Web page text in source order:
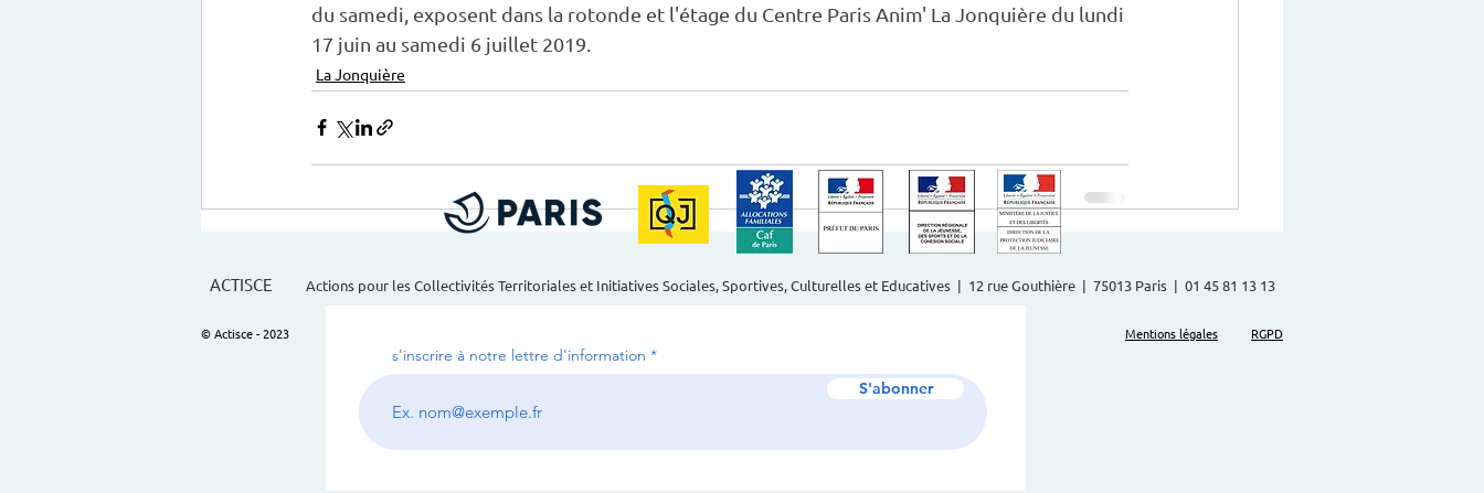
du samedi, exposent dans la rotonde et l'étage du Centre Paris Anim' La Jonquière du lundi
17 juin au samedi 6 juillet 2019.
La Jonquière
ACTISCE Actions pour les Collectivités Territoriales et Initiatives Sociales, Sportives, Culturelles et Educatives | 12 rue Gouthière | 75013 Paris | 01 45 81 13 13
© Actisce - 2023 Mentions légales RGPD
s'inscrire à notre lettre d'information
S'abonner